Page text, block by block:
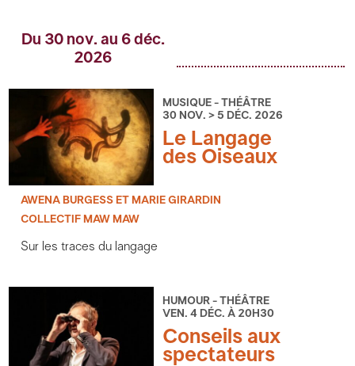
Du 30 nov. au 6 déc.
2026
MUSIQUE - THÉÂTRE
30 NOV. > 5 DÉC. 2026
Le Langage
des Oiseaux
AWENA BURGESS ET MARIE GIRARDIN
COLLECTIF MAW MAW
Sur les traces du langage
HUMOUR - THÉÂTRE
VEN. 4 DÉC. À 20H30
Conseils aux
spectateurs